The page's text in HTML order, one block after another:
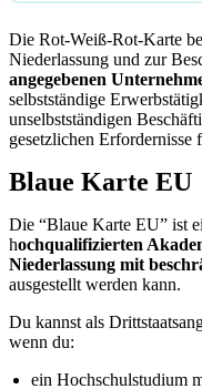
Die Rot-Weiß-Rot-Karte
Niederlassung und zur
angegebenen
selbstständige
unselbstständigen
gesetzlichen
Blaue Karte EU
Die “Blaue Karte EU” ist
hochqualifizierten
Niederlassung mit
ausgestellt werden kann.
Du kannst als
wenn du:
ein Hochschulstudium